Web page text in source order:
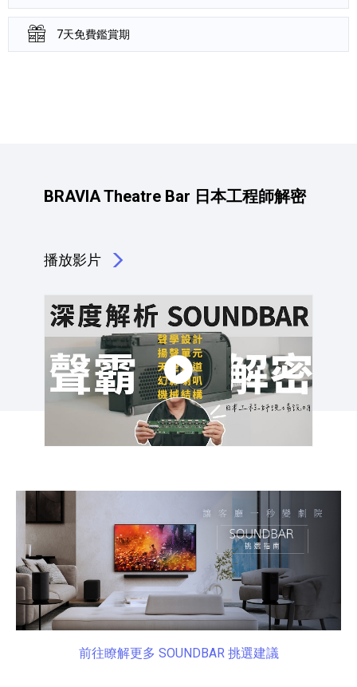
7天免費鑑賞期
BRAVIA Theatre Bar 日本工程師解密
播放影片
點擊播放：BRAVIA Theatre Bar 日本工程師解密
前往瞭解更多 SOUNDBAR 挑選建議